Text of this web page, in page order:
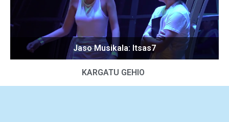
Jaso Musikala: Itsas7
KARGATU GEHIO